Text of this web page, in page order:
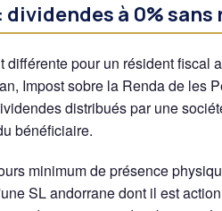
à 0% sans
différente pour un résident fiscal
Impost sobre la Renda de les
distribués par une
bénéficiaire.
minimum de présence
SL andorrane dont il est